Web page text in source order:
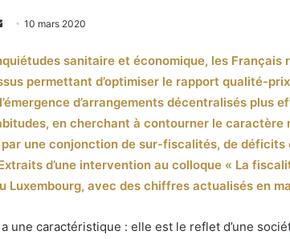
Envoyer
courriel
10 mars 2020
sanitaire et économique, les Français
permettant d’optimiser le rapport qualité-
d’arrangements décentralisés plus
en cherchant à contourner le caractère
une conjonction de sur-fiscalités, de déficits
d’une intervention au colloque « La
Luxembourg, avec des chiffres actualisés en
une caractéristique : elle est le reflet d’une